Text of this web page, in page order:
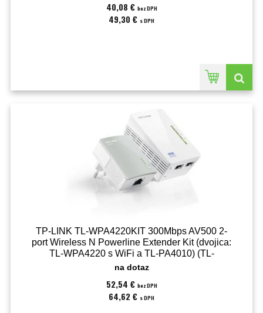
40,08 € bez DPH
49,30 € s DPH
TP-LINK TL-WPA4220KIT 300Mbps AV500 2-
port Wireless N Powerline Extender Kit (dvojica:
TL-WPA4220 s WiFi a TL-PA4010) (TL-
WPA4220 KIT)
na dotaz
52,54 € bez DPH
64,62 € s DPH